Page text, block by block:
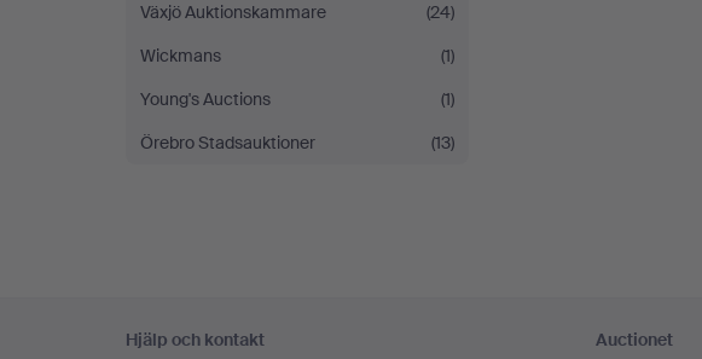
Växjö Auktionskammare
(24)
Wickmans
(1)
Young's Auctions
(1)
Örebro Stadsauktioner
(13)
Hjälp och kontakt Auctionet